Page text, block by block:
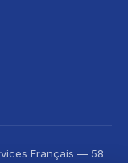
Français — 58